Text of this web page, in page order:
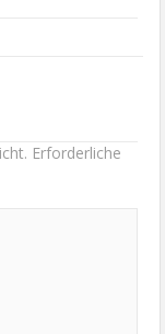
Erforderliche